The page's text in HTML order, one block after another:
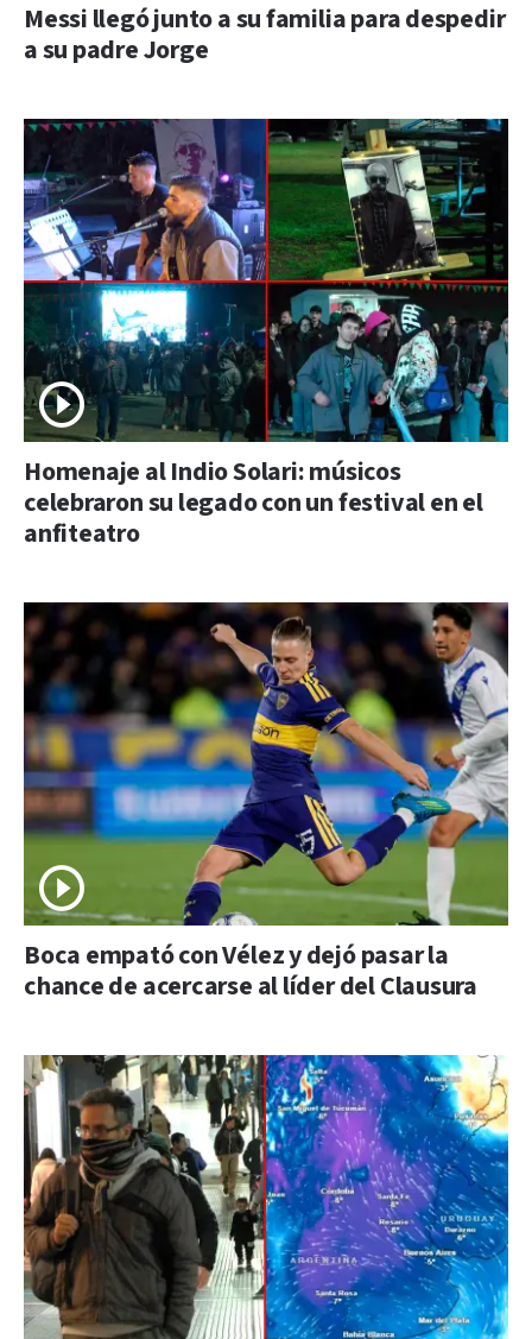
Messi llegó junto a su familia para despedir
a su padre Jorge
Homenaje al Indio Solari: músicos
celebraron su legado con un festival en el
anfiteatro
Boca empató con Vélez y dejó pasar la
chance de acercarse al líder del Clausura